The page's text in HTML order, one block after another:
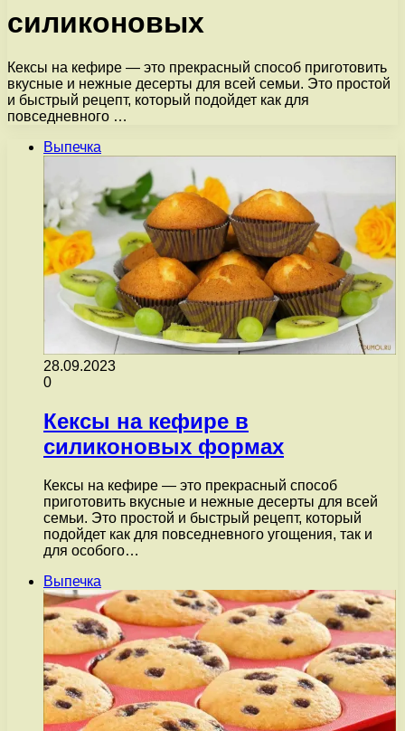
силиконовых
Кексы на кефире — это прекрасный способ приготовить
вкусные и нежные десерты для всей семьи. Это простой
и быстрый рецепт, который подойдет как для
повседневного …
Выпечка
28.09.2023
0
Кексы на кефире в
силиконовых формах
Кексы на кефире — это прекрасный способ
приготовить вкусные и нежные десерты для всей
семьи. Это простой и быстрый рецепт, который
подойдет как для повседневного угощения, так и
для особого…
Выпечка